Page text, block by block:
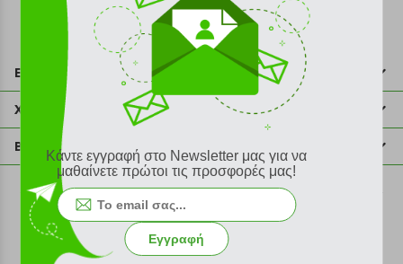
Εγγραφή στο newsletter
Επικοινωνία
211 2000 700
info@plus4u.gr
Χρήσιμες πληροφορίες
Η εταιρία
Σημεία παραλαβής
Ευκαιρίες καριέρας
Όροι χρήσης
Sitemap
Βοήθεια
Εξέλιξη παραγγελίας
Τρόποι παραγγελίας
Τρόποι πληρωμής
Τρόποι αποστολής
©2026 Plus4u.gr
Κάντε εγγραφή στο Newsletter μας για να
μαθαίνετε πρώτοι τις προσφορές μας!
Εγγραφή